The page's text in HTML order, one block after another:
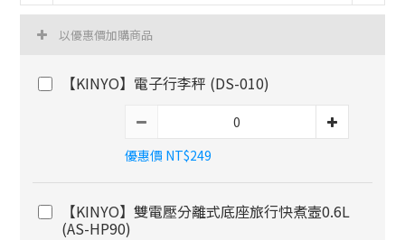
以優惠價加購商品
【KINYO】電子行李秤 (DS-010)
優惠價 NT$249
【KINYO】雙電壓分離式底座旅行快煮壼0.6L
(AS-HP90)